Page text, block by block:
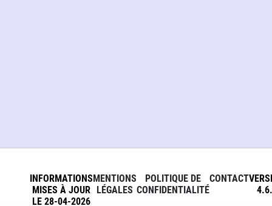
INFORMATIONS
MISES À JOUR
LE 28-04-2026
MENTIONS
LÉGALES
POLITIQUE DE
CONFIDENTIALITÉ
CONTACT